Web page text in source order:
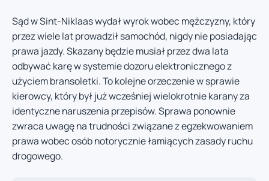
Sąd w Sint-Niklaas wydał wyrok wobec mężczyzny, który
przez wiele lat prowadził samochód, nigdy nie posiadając
prawa jazdy. Skazany będzie musiał przez dwa lata
odbywać karę w systemie dozoru elektronicznego z
użyciem bransoletki. To kolejne orzeczenie w sprawie
kierowcy, który był już wcześniej wielokrotnie karany za
identyczne naruszenia przepisów. Sprawa ponownie
zwraca uwagę na trudności związane z egzekwowaniem
prawa wobec osób notorycznie łamiących zasady ruchu
drogowego.